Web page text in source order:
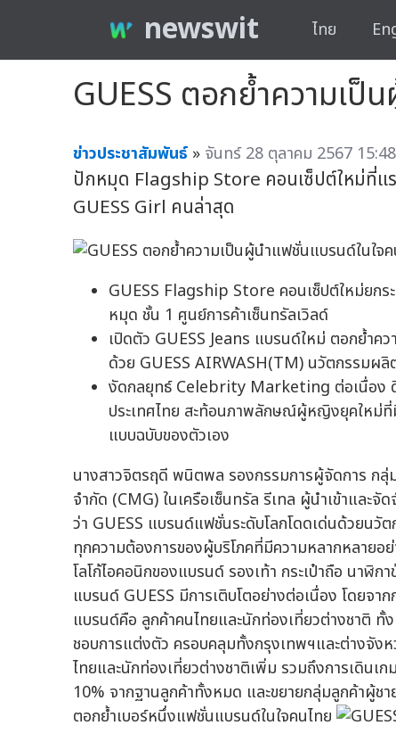
newswit ไทย
GUESS ตอกย้ำความเป็
ข่าวประชาสัมพันธ์ » จันทร์ 28 ตุลาคม 2567
ปักหมุด Flagship Store คอนเซ็ปต์ใหม่ที่แ
GUESS Girl คนล่าสุด
GUESS Flagship Store คอนเซ็ปต์ใหม่ยกร
หมุด ชั้น 1 ศูนย์การค้าเซ็นทรัลเวิลด์
เปิดตัว GUESS Jeans แบรนด์ใหม่ ตอกย้ำค
ด้วย GUESS AIRWASH(TM) นวัตกรรมผ
งัดกลยุทธ์ Celebrity Marketing ต่อเนื่อง
ประเทศไทย สะท้อนภาพลักษณ์ผู้หญิงยุคใหม่ที่
แบบฉบับของตัวเอง
นางสาวจิตรฤดี พนิตพล รองกรรมการผู้จัดการ ก
จำกัด (CMG) ในเครือเซ็นทรัล รีเทล ผู้นำเข้าและ
ว่า GUESS แบรนด์แฟชั่นระดับโลกโดดเด่นด้วยนวั
ทุกความต้องการของผู้บริโภคที่มีความหลากหลายอ
โลโก้ไอคอนิกของแบรนด์ รองเท้า กระเป๋าถือ นาฬิก
แบรนด์ GUESS มีการเติบโตอย่างต่อเนื่อง โดยจา
แบรนด์คือ ลูกค้าคนไทยและนักท่องเที่ยวต่างชาติ
ชอบการแต่งตัว ครอบคลุมทั้งกรุงเทพฯและต่างจัง
ไทยและนักท่องเที่ยวต่างชาติเพิ่ม รวมถึงการเดินเ
10% จากฐานลูกค้าทั้งหมด และขยายกลุ่มลูกค้าผู้ช
ตอกย้ำเบอร์หนึ่งแฟชั่นแบรนด์ในใจคนไทย